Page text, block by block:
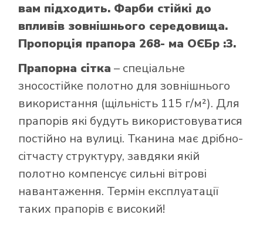
вам підходить. Фарби стійкі до
впливів зовнішнього середовища.
Пропорція прапора 268- ма ОЄБр :3.
Прапорна сітка – спеціальне
зносостійке полотно для зовнішнього
використання (щільність 115 г/м²). Для
прапорів які будуть використовуватися
постійно на вулиці. Тканина має дрібно-
сітчасту структуру, завдяки якій
полотно компенсує сильні вітрові
навантаження. Термін експлуатації
таких прапорів є високий!